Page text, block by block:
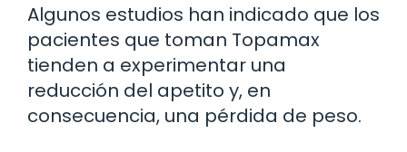
Algunos estudios han indicado que los
pacientes que toman Topamax
tienden a experimentar una
reducción del apetito y, en
consecuencia, una pérdida de peso.